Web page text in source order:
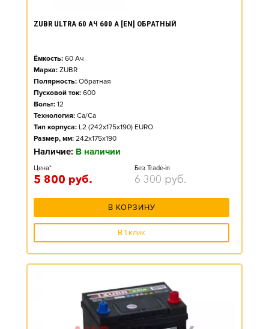
ZUBR ULTRA 60 АЧ 600 А [EN] ОБРАТНЫЙ
Ёмкость: 60 Ач
Марка: ZUBR
Полярность: Обратная
Пусковой ток: 600
Вольт: 12
Технология: Ca/Ca
Тип корпуса: L2 (242x175x190) EURO
Размер, мм: 242x175x190
Наличие: В наличии
Цена*
5 800 руб.
Без Trade-in
6 300 руб.
В КОРЗИНУ
В 1 клик